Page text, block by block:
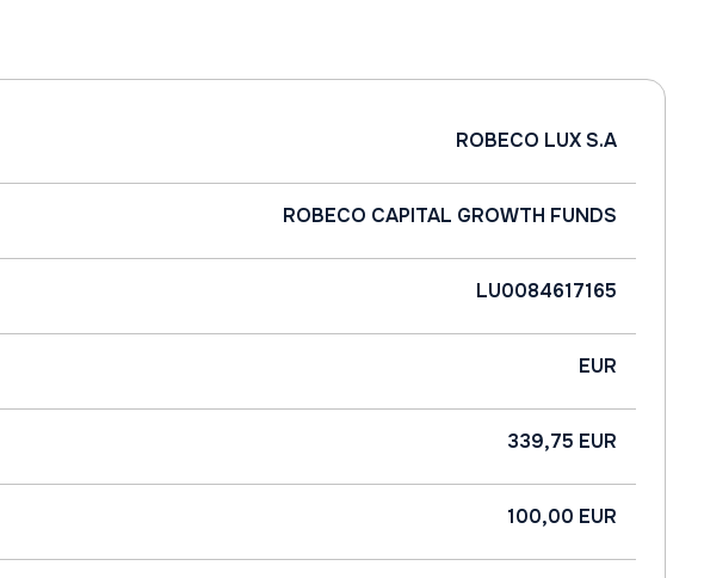
ROBECO LUX S.A
ROBECO CAPITAL GROWTH FUNDS
LU0084617165
EUR
339,75 EUR
100,00 EUR